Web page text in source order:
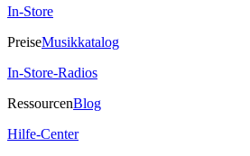
In-Store
PreiseMusikkatalog
In-Store-Radios
RessourcenBlog
Hilfe-Center